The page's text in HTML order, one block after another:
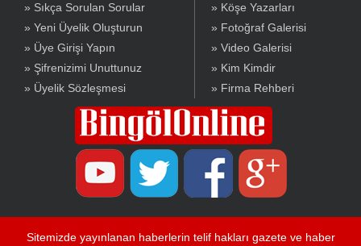
» Sıkça Sorulan Sorular
» Yeni Üyelik Oluşturun
» Üye Girişi Yapın
» Şifrenizimi Unuttunuz
» Üyelik Sözleşmesi
» Köşe Yazarları
» Fotoğraf Galerisi
» Video Galerisi
» Kim Kimdir
» Firma Rehberi
Sitemizde yayınlanan haberlerin telif hakları gazete ve haber